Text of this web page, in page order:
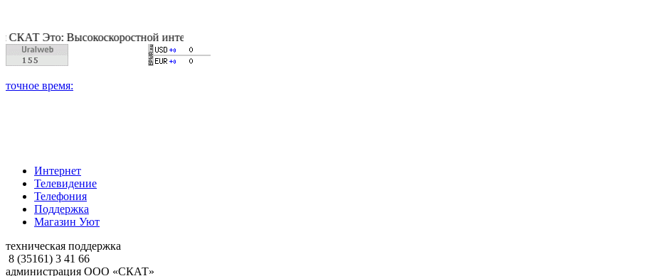
Высокоскоростной интернет, качественное цифровое и кабельное телевиденье, надежное и быстрое продвижение вашей рекламы!
Интернет
Телевидение
Телефония
Поддержка
Магазин Уют
техническая поддержка
8 (35161) 3 41 66
администрация ООО «СКАТ»